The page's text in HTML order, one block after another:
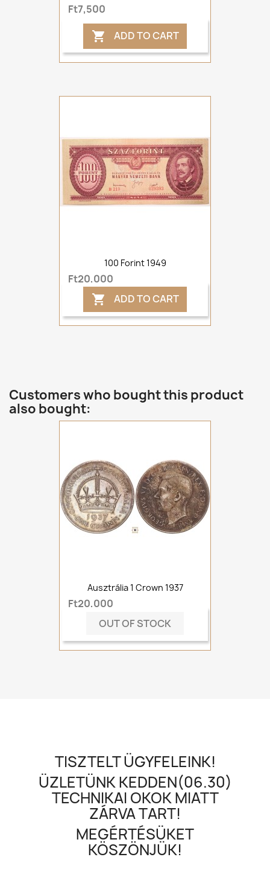
Ft7,500
 ADD TO CART
100 Forint 1949
Ft20,000
 ADD TO CART
Customers who bought this product
also bought:
Ausztrália 1 Crown 1937
Ft20,000
OUT OF STOCK
TISZTELT ÜGYFELEINK!
ÜZLETÜNK KEDDEN(06.30)
TECHNIKAI OKOK MIATT
ZÁRVA TART!
MEGÉRTÉSÜKET
KÖSZÖNJÜK!